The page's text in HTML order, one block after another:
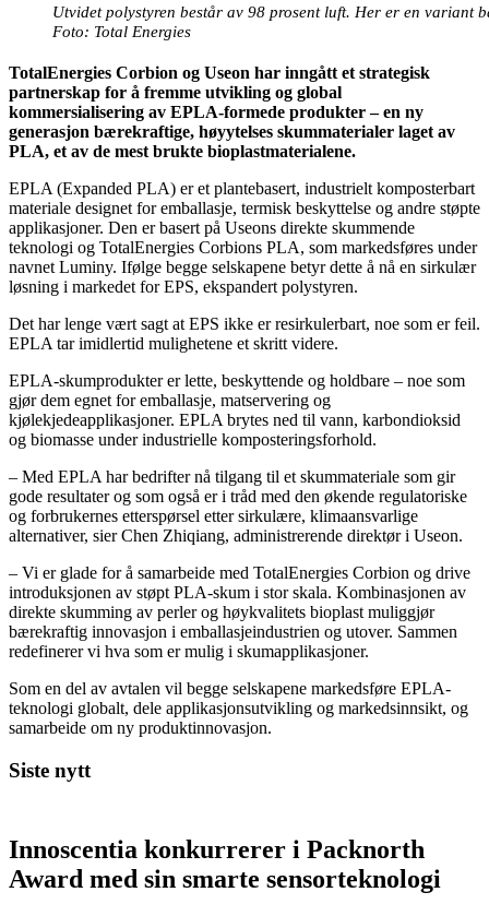
Utvidet polystyren består av 98 prosent luft. Her er en variant
Foto: Total Energies
TotalEnergies Corbion og Useon har inngått et strategisk
partnerskap for å fremme utvikling og global
kommersialisering av EPLA-formede produkter – en ny
generasjon bærekraftige, høyytelses skummaterialer laget av
PLA, et av de mest brukte bioplastmaterialene.
EPLA (Expanded PLA) er et plantebasert, industrielt komposterbart
materiale designet for emballasje, termisk beskyttelse og andre støpte
applikasjoner. Den er basert på Useons direkte skummende
teknologi og TotalEnergies Corbions PLA, som markedsføres under
navnet Luminy. Ifølge begge selskapene betyr dette å nå en sirkulær
løsning i markedet for EPS, ekspandert polystyren.
Det har lenge vært sagt at EPS ikke er resirkulerbart, noe som er feil.
EPLA tar imidlertid mulighetene et skritt videre.
EPLA-skumprodukter er lette, beskyttende og holdbare – noe som
gjør dem egnet for emballasje, matservering og
kjølekjedeapplikasjoner. EPLA brytes ned til vann, karbondioksid
og biomasse under industrielle komposteringsforhold.
– Med EPLA har bedrifter nå tilgang til et skummateriale som gir
gode resultater og som også er i tråd med den økende regulatoriske
og forbrukernes etterspørsel etter sirkulære, klimaansvarlige
alternativer, sier Chen Zhiqiang, administrerende direktør i Useon.
– Vi er glade for å samarbeide med TotalEnergies Corbion og drive
introduksjonen av støpt PLA-skum i stor skala. Kombinasjonen av
direkte skumming av perler og høykvalitets bioplast muliggjør
bærekraftig innovasjon i emballasjeindustrien og utover. Sammen
redefinerer vi hva som er mulig i skumapplikasjoner.
Som en del av avtalen vil begge selskapene markedsføre EPLA-
teknologi globalt, dele applikasjonsutvikling og markedsinnsikt, og
samarbeide om ny produktinnovasjon.
Siste nytt
Innoscentia konkurrerer i Packnorth
Award med sin smarte sensorteknologi